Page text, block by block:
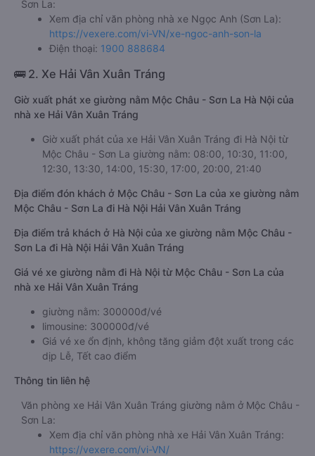
Sơn La:
Xem địa chỉ văn phòng nhà xe Ngọc Anh (Sơn La):
https://vexere.com/vi-VN/xe-ngoc-anh-son-la
Điện thoại: 1900 888684
🚌 2. Xe Hải Vân Xuân Tráng
Giờ xuất phát xe giường nằm Mộc Châu - Sơn La Hà Nội của
nhà xe Hải Vân Xuân Tráng
Giờ xuất phát của xe Hải Vân Xuân Tráng đi Hà Nội từ
Mộc Châu - Sơn La giường nằm: 08:00, 10:30, 11:00,
12:30, 13:30, 14:00, 15:30, 17:00, 20:00, 21:40
Địa điểm đón khách ở Mộc Châu - Sơn La của xe giường nằm
Mộc Châu - Sơn La đi Hà Nội Hải Vân Xuân Tráng
Địa điểm trả khách ở Hà Nội của xe giường nằm Mộc Châu -
Sơn La đi Hà Nội Hải Vân Xuân Tráng
Giá vé xe giường nằm đi Hà Nội từ Mộc Châu - Sơn La của
nhà xe Hải Vân Xuân Tráng
giường nằm: 300000đ/vé
limousine: 300000đ/vé
Giá vé xe ổn định, không tăng giảm đột xuất trong các
dịp Lễ, Tết cao điểm
Thông tin liên hệ
Văn phòng xe Hải Vân Xuân Tráng giường nằm ở Mộc Châu -
Sơn La:
Xem địa chỉ văn phòng nhà xe Hải Vân Xuân Tráng:
https://vexere.com/vi-VN/